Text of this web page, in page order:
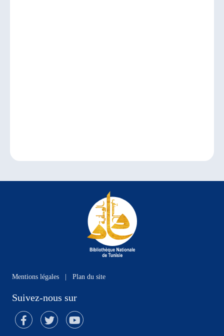
Mentions légales Plan du site
Suivez-nous sur